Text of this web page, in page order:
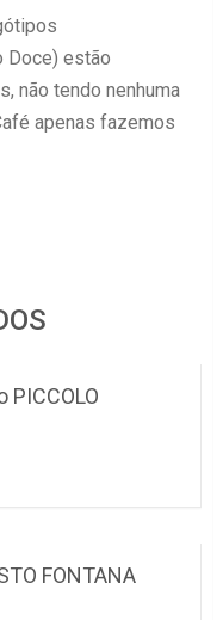
Doce) estão
não tendo nenhuma
apenas fazemos
PICCOLO
FONTANA